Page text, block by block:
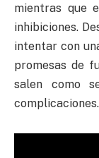
mientras que
inhibiciones.
intentar con
promesas de
salen como
complicaciones.